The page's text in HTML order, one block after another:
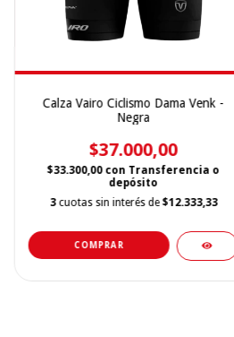
Calza Vairo Ciclismo Dama Venk -
Negra
$37.000,00
$33.300,00 con Transferencia o
depósito
3 cuotas sin interés de$12.333,33
COMPRAR